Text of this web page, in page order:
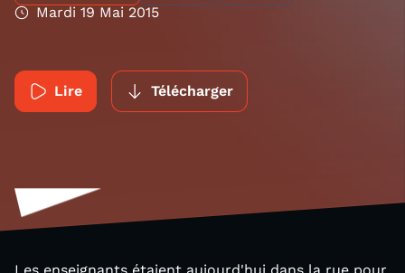
Mardi 19 Mai 2015
Lire Télécharger